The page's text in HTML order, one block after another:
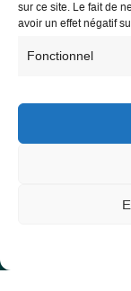
sur ce site. Le fait de
avoir un effet négatif
Fonctionnel
28 rue Hoche